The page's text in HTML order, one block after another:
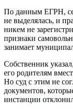
По данным ЕГРН,
не выделялась, и
никем не
признаки
занимает
Собственник
его родителям
Но суд с этим не
документов,
инстанции